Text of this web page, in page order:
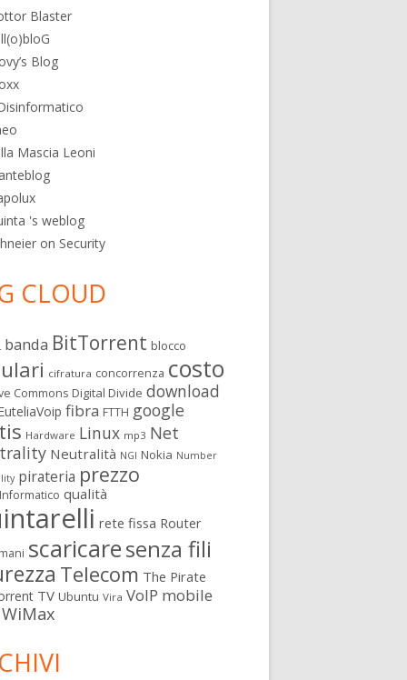
Blaster
Blog
Mascia Leoni
's weblog
on Security
CLOUD
banda BitTorrent blocco
cifratura concorrenza costo
Commons Digital Divide download
fibra FTTH google
Hardware Linux mp3 Net
Neutralità NGI Nokia Number
pirateria prezzo
qualità
rete fissa Router
scaricaresenza fili
Telecom The Pirate
TV Ubuntu Vira VoIP mobile
WiMax